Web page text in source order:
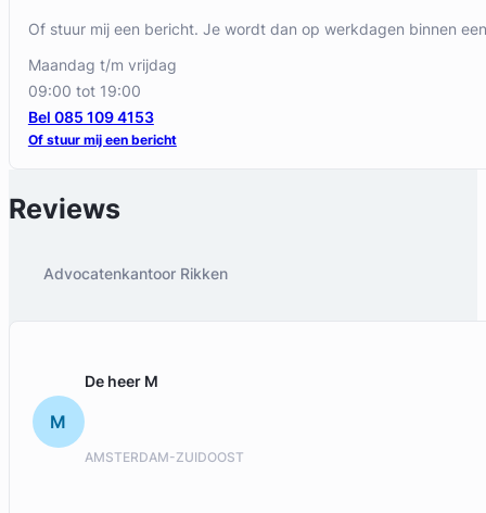
Of stuur mij een bericht. Je wordt dan op werkdagen binnen
maandag t/m vrijdag
09:00 tot 19:00
Bel 085 109 4153
Of stuur mij een bericht
Reviews
Advocatenkantoor Rikken
M
De heer M
AMSTERDAM-ZUIDOOST